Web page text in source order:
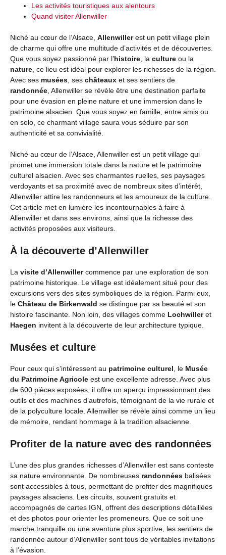
Les activités touristiques aux alentours
Quand visiter Allenwiller
Niché au cœur de l’Alsace, Allenwillerest un petit village plein
de charme qui offre une multitude d’activités et de découvertes.
Que vous soyez passionné par l’histoire, la culture ou la
nature, ce lieu est idéal pour explorer les richesses de la région.
Avec ses musées, ses châteaux et ses sentiers de
randonnée, Allenwiller se révèle être une destination parfaite
pour une évasion en pleine nature et une immersion dans le
patrimoine alsacien. Que vous soyez en famille, entre amis ou
en solo, ce charmant village saura vous séduire par son
authenticité et sa convivialité.
Niché au cœur de l’Alsace, Allenwiller est un petit village qui
promet une immersion totale dans la nature et le patrimoine
culturel alsacien. Avec ses charmantes ruelles, ses paysages
verdoyants et sa proximité avec de nombreux sites d’intérêt,
Allenwiller attire les randonneurs et les amoureux de la culture.
Cet article met en lumière les incontournables à faire à
Allenwiller et dans ses environs, ainsi que la richesse des
activités proposées aux visiteurs.
À la découverte d’Allenwiller
La visite d’Allenwillercommence par une exploration de son
patrimoine historique. Le village est idéalement situé pour des
excursions vers des sites symboliques de la région. Parmi eux,
le Château de Birkenwald se distingue par sa beauté et son
histoire fascinante. Non loin, des villages comme Lochwilleret
Haegen invitent à la découverte de leur architecture typique.
Musées et culture
Pour ceux qui s’intéressent au patrimoine culturel, le Musée
du Patrimoine Agricole est une excellente adresse. Avec plus
de 600 pièces exposées, il offre un aperçu impressionnant des
outils et des machines d’autrefois, témoignant de la vie rurale et
de la polyculture locale. Allenwiller se révèle ainsi comme un lieu
de mémoire, rendant hommage à la tradition alsacienne.
Profiter de la nature avec des randonnées
L’une des plus grandes richesses d’Allenwiller est sans conteste
sa nature environnante. De nombreuses randonnées balisées
sont accessibles à tous, permettant de profiter des magnifiques
paysages alsaciens. Les circuits, souvent gratuits et
accompagnés de cartes IGN, offrent des descriptions détaillées
et des photos pour orienter les promeneurs. Que ce soit une
marche tranquille ou une aventure plus sportive, les sentiers de
randonnée autour d’Allenwiller sont tous de véritables invitations
à l’évasion.